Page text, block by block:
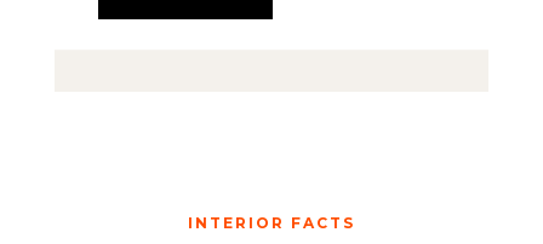
INTERIOR FACTS